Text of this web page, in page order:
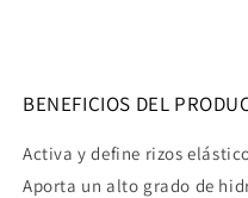
BENEFICIOS DEL
Activa y define rizos
Aporta un alto grado de